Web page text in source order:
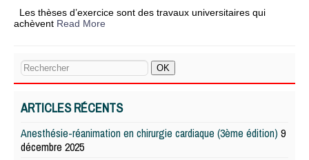
Les thèses d’exercice sont des travaux universitaires qui
achèvent Read More
ARTICLES RÉCENTS
Anesthésie-réanimation en chirurgie cardiaque (3ème édition) 9
décembre 2025